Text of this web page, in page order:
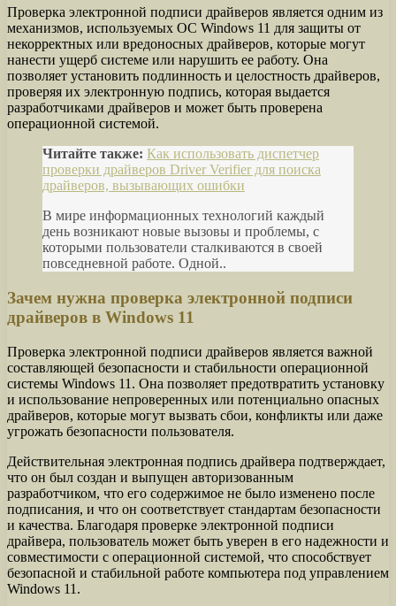
Проверка электронной подписи драйверов является одним из
механизмов, используемых ОС Windows 11 для защиты от
некорректных или вредоносных драйверов, которые могут
нанести ущерб системе или нарушить ее работу. Она
позволяет установить подлинность и целостность драйверов,
проверяя их электронную подпись, которая выдается
разработчиками драйверов и может быть проверена
операционной системой.
Читайте также: Как использовать диспетчер
проверки драйверов Driver Verifier для поиска
драйверов, вызывающих ошибки
В мире информационных технологий каждый
день возникают новые вызовы и проблемы, с
которыми пользователи сталкиваются в своей
повседневной работе. Одной..
Зачем нужна проверка электронной подписи
драйверов в Windows 11
Проверка электронной подписи драйверов является важной
составляющей безопасности и стабильности операционной
системы Windows 11. Она позволяет предотвратить установку
и использование непроверенных или потенциально опасных
драйверов, которые могут вызвать сбои, конфликты или даже
угрожать безопасности пользователя.
Действительная электронная подпись драйвера подтверждает,
что он был создан и выпущен авторизованным
разработчиком, что его содержимое не было изменено после
подписания, и что он соответствует стандартам безопасности
и качества. Благодаря проверке электронной подписи
драйвера, пользователь может быть уверен в его надежности и
совместимости с операционной системой, что способствует
безопасной и стабильной работе компьютера под управлением
Windows 11.